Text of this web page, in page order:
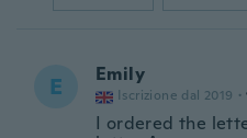
E Emily
Iscrizione dal 2019 ·
I ordered the